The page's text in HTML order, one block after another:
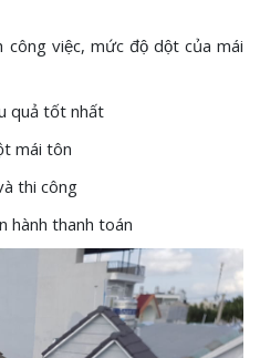
việc, mức độ dột của mái
quả tốt nhất
mái tôn
thi công
hành thanh toán